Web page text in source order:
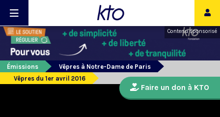
Contenu sponsorisé
Émissions
Vêpres à Notre-Dame de Paris
Vêpres du 1er avril 2016
Faire un don à KTO